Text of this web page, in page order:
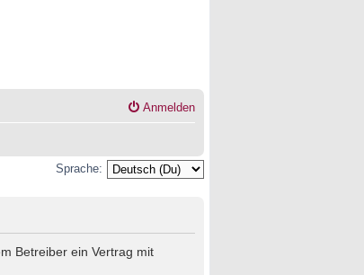
Anmelden
Sprache:
Betreiber ein Vertrag mit